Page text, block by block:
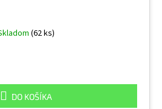
(62 ks)
DO KOŠÍKA